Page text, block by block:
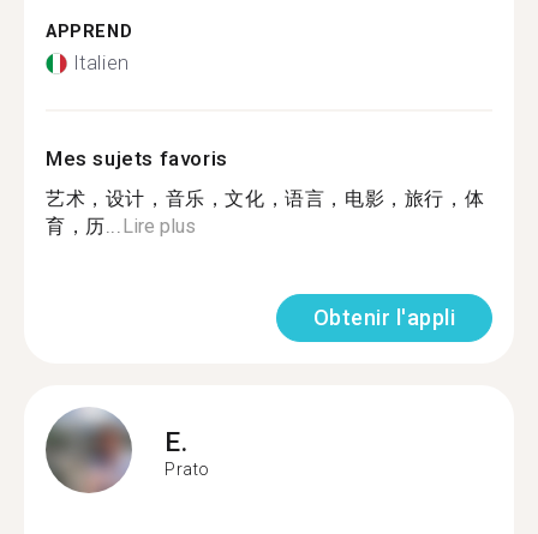
APPREND
Italien
Mes sujets favoris
艺术，设计，音乐，文化，语言，电影，旅行，体
育，历...Lire plus
Obtenir l'appli
E.
Prato